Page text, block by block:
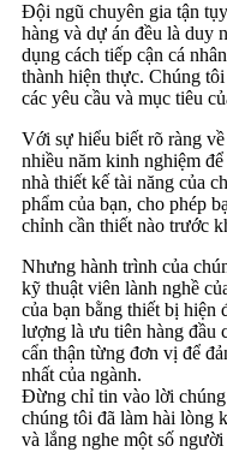
Đội ngũ chuyên gia tận
hàng và dự án đều là duy
dụng cách tiếp cận cá
thành hiện thực. Chúng
các yêu cầu và mục tiêu
Với sự hiểu biết rõ ràng
nhiều năm kinh nghiệm
nhà thiết kế tài năng của
phẩm của bạn, cho phép
chỉnh cần thiết nào trước
Nhưng hành trình của
kỹ thuật viên lành nghề
của bạn bằng thiết bị hiện
lượng là ưu tiên hàng đầu
cẩn thận từng đơn vị để
nhất của ngành.
Đừng chỉ tin vào lời
chúng tôi đã làm hài lòng
và lắng nghe một số